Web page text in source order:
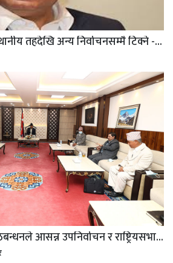
तहदेखि अन्य निर्वाचनसम्मै टिक्ने -...
आसन्न उपनिर्वाचन र राष्ट्रियसभा...